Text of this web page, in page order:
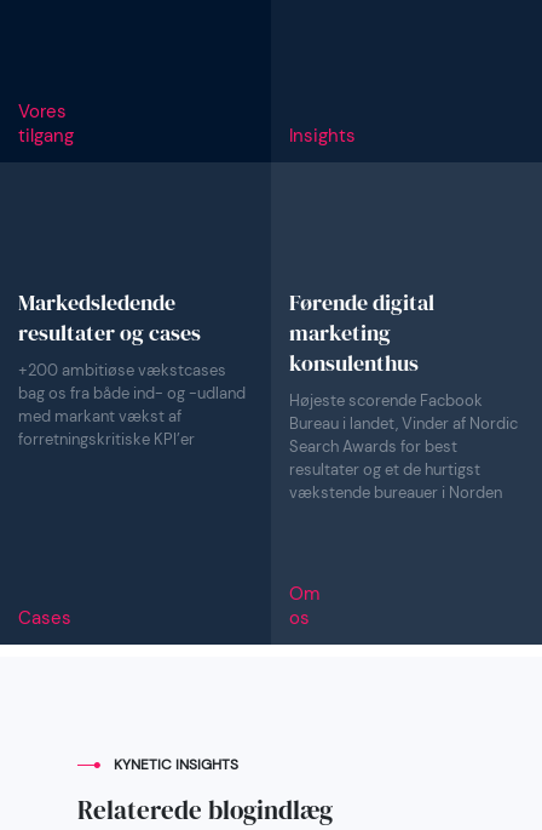
Vores
tilgang
Insights
Markedsledende
resultater og cases
+200 ambitiøse vækstcases
bag os fra både ind- og -udland
med markant vækst af
forretningskritiske KPI’er
Cases
Førende digital
marketing
konsulenthus
Højeste scorende Facbook
Bureau i landet, Vinder af Nordic
Search Awards for best
resultater og et de hurtigst
vækstende bureauer i Norden
Om
os
KYNETIC INSIGHTS
Relaterede blogindlæg